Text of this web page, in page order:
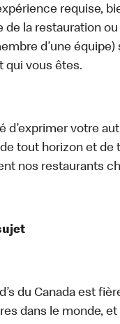
requise,
de la restauration
d’une
qui vous êtes.
d’exprimer votre
tout horizon et
nos restaurants
du Canada est
dans le monde,